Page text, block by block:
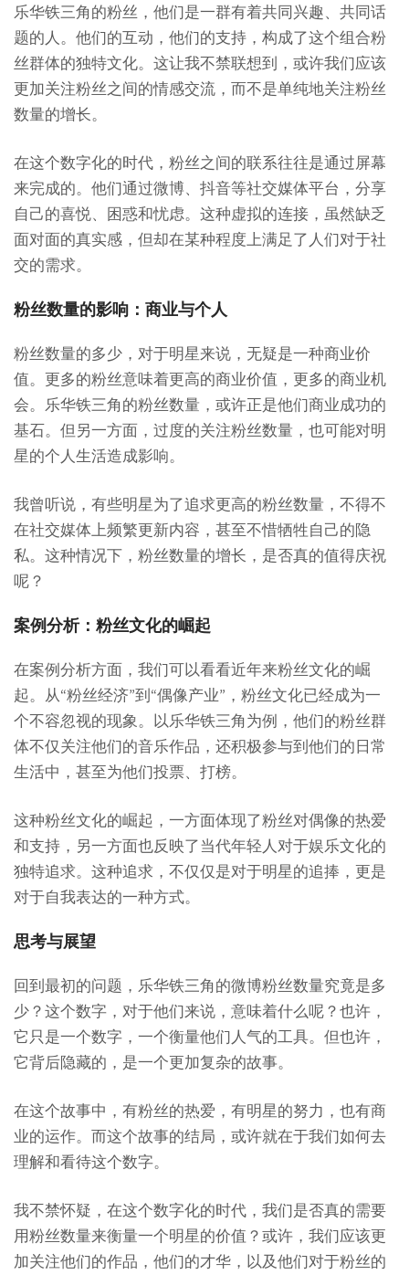
乐华铁三角的粉丝，他们是一群有着共同兴趣、共同话
题的人。他们的互动，他们的支持，构成了这个组合粉
丝群体的独特文化。这让我不禁联想到，或许我们应该
更加关注粉丝之间的情感交流，而不是单纯地关注粉丝
数量的增长。
在这个数字化的时代，粉丝之间的联系往往是通过屏幕
来完成的。他们通过微博、抖音等社交媒体平台，分享
自己的喜悦、困惑和忧虑。这种虚拟的连接，虽然缺乏
面对面的真实感，但却在某种程度上满足了人们对于社
交的需求。
粉丝数量的影响：商业与个人
粉丝数量的多少，对于明星来说，无疑是一种商业价
值。更多的粉丝意味着更高的商业价值，更多的商业机
会。乐华铁三角的粉丝数量，或许正是他们商业成功的
基石。但另一方面，过度的关注粉丝数量，也可能对明
星的个人生活造成影响。
我曾听说，有些明星为了追求更高的粉丝数量，不得不
在社交媒体上频繁更新内容，甚至不惜牺牲自己的隐
私。这种情况下，粉丝数量的增长，是否真的值得庆祝
呢？
案例分析：粉丝文化的崛起
在案例分析方面，我们可以看看近年来粉丝文化的崛
起。从“粉丝经济”到“偶像产业”，粉丝文化已经成为一
个不容忽视的现象。以乐华铁三角为例，他们的粉丝群
体不仅关注他们的音乐作品，还积极参与到他们的日常
生活中，甚至为他们投票、打榜。
这种粉丝文化的崛起，一方面体现了粉丝对偶像的热爱
和支持，另一方面也反映了当代年轻人对于娱乐文化的
独特追求。这种追求，不仅仅是对于明星的追捧，更是
对于自我表达的一种方式。
思考与展望
回到最初的问题，乐华铁三角的微博粉丝数量究竟是多
少？这个数字，对于他们来说，意味着什么呢？也许，
它只是一个数字，一个衡量他们人气的工具。但也许，
它背后隐藏的，是一个更加复杂的故事。
在这个故事中，有粉丝的热爱，有明星的努力，也有商
业的运作。而这个故事的结局，或许就在于我们如何去
理解和看待这个数字。
我不禁怀疑，在这个数字化的时代，我们是否真的需要
用粉丝数量来衡量一个明星的价值？或许，我们应该更
加关注他们的作品，他们的才华，以及他们对于粉丝的